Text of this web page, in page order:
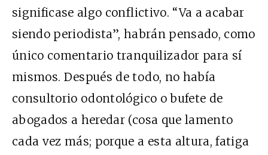
significase algo conflictivo. “Va a acabar
siendo periodista”, habrán pensado, como
único comentario tranquilizador para sí
mismos. Después de todo, no había
consultorio odontológico o bufete de
abogados a heredar (cosa que lamento
cada vez más; porque a esta altura, fatiga